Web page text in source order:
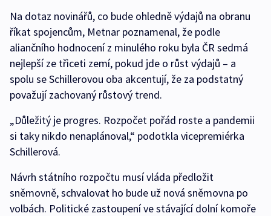
Na dotaz novinářů, co bude ohledně výdajů na obranu
říkat spojencům, Metnar poznamenal, že podle
aliančního hodnocení z minulého roku byla ČR sedmá
nejlepší ze třiceti zemí, pokud jde o růst výdajů – a
spolu se Schillerovou oba akcentují, že za podstatný
považují zachovaný růstový trend.
„Důležitý je progres. Rozpočet pořád roste a pandemii
si taky nikdo nenaplánoval,“ podotkla vicepremiérka
Schillerová.
Návrh státního rozpočtu musí vláda předložit
sněmovně, schvalovat ho bude už nová sněmovna po
volbách. Politické zastoupení ve stávající dolní komoře